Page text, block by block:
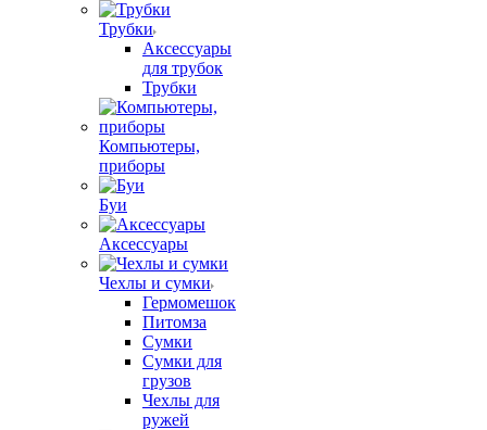
Трубки
Аксессуары
для трубок
Трубки
Компьютеры,
приборы
Буи
Аксессуары
Чехлы и сумки
Гермомешок
Питомза
Сумки
Сумки для
грузов
Чехлы для
ружей